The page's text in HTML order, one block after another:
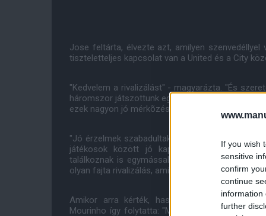
If you wish
sensitive
confirm
continue
information
further
Jose feltárta, élvezte azt, amilyen szenvedéllyel
tiszteletteljes kapcsolat van a United és a City
"Kedvelem a rivalizálást" - magyarázta. "És
háromszor játszottunk egymás ellen - kétszer a
ezek nagyon jó mérkõzések voltak szoros
"Jó érzelmek szabadultak fel és mindig azt
játékosok között jó kapcsolat volt, akik
találkoznak is egymással. A szurkolóktól pedig
olyan fajta rivalizálás, ami csak jó a két klub
Amikor arra kérték, hasonlítsa össze a
Mourinho így folytatta: "Minden nagy része